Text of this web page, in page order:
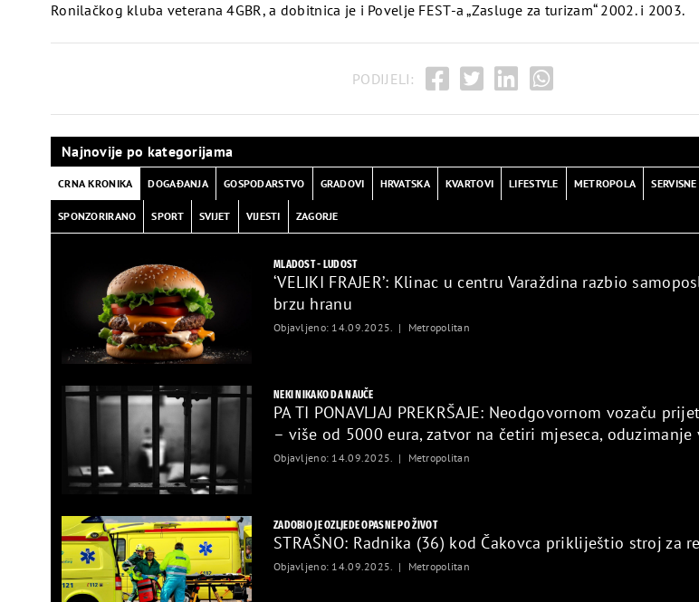
Ronilačkog kluba veterana 4GBR, a dobitnica je i Povelje FEST-a „Zasluge za turizam“ 2002. i 2003.
PODIJELI:
Najnovije po kategorijama
CRNA KRONIKA DOGAĐANJA GOSPODARSTVO GRADOVI HRVATSKA KVARTOVI LIFESTYLE METROPOLA
SPONZORIRANO SPORT SVIJET VIJESTI ZAGORJE
MLADOST - LUDOST
‘VELIKI FRAJER’: Klinac u centru Varaždina razbio
brzu hranu
Objavljeno: 14.09.2025. Metropolitan
NEKI NIKAKO DA NAUČE
PA TI PONAVLJAJ PREKRŠAJE: Neodgovornom vozaču
– više od 5000 eura, zatvor na četiri mjeseca, oduzimanje
Objavljeno: 14.09.2025. Metropolitan
ZADOBIO JE OZLJEDE OPASNE PO ŽIVOT
STRAŠNO: Radnika (36) kod Čakovca prikliještio stroj za
Objavljeno: 14.09.2025. Metropolitan
video
Pogledaj
video
Pogledaj
video
Pogledaj
video